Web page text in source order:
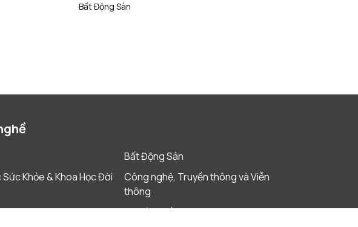
Bất Động Sản
Bất Động Sản
Khỏe & Khoa Học Đời
Công nghệ, Truyền thông và Viễn
thông
Cơ sở hạ tầng